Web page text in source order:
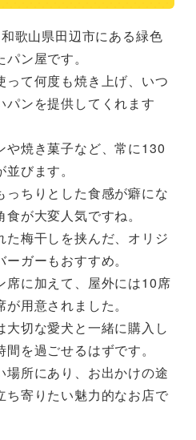
歌山県田辺市にある緑色
ン屋です。
って何度も焼き上げ、いつ
パンを提供してくれます
や焼き菓子など、常に130
びます。
っちりとした食感が癖にな
が大変人気ですね。
た梅干しを挟んだ、オリジ
ガーもおすすめ。
席に加えて、屋外には10席
用意されました。
大切な愛犬と一緒に購入し
を過ごせるはずです。
場所にあり、お出かけの途
ち寄りたい魅力的なお店で